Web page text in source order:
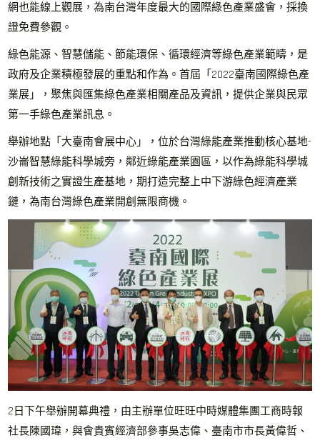
網也能線上觀展，為南台灣年度最大的國際綠色產業盛會，採換
證免費參觀。
綠色能源、智慧儲能、節能環保、循環經濟等綠色產業範疇，是
政府及企業積極發展的重點和作為。首屆「2022臺南國際綠色產
業展」，聚焦與匯集綠色產業相關產品及資訊，提供企業與民眾
第一手綠色產業訊息。
舉辦地點「大臺南會展中心」，位於台灣綠能產業推動核心基地-
沙崙智慧綠能科學城旁，鄰近綠能產業園區，以作為綠能科學城
創新技術之實證生產基地，期打造完整上中下游綠色經濟產業
鏈，為南台灣綠色產業開創無限商機。
2日下午舉辦開幕典禮，由主辦單位旺旺中時媒體集團工商時報
社長陳國瑋，與會貴賓經濟部參事吳志偉、臺南市市長黃偉哲、